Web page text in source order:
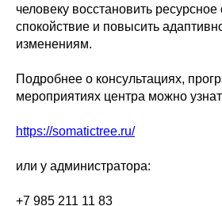
человеку восстановить
спокойствие и повысить
изменениям.
Подробнее о консультациях,
мероприятиях центра можно
https://somatictree.ru/
или у администратора:
+7 985 211 11 83